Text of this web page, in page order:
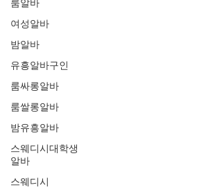
룸알바
여성알바
밤알바
유흥알바구인
룸싸롱알바
룸쌀롱알바
밤유흥알바
스웨디시대학생
알바
스웨디시